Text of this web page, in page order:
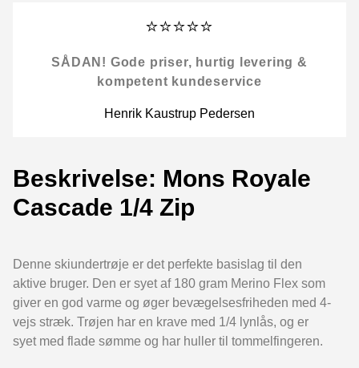
⭐⭐⭐⭐⭐
SÅDAN! Gode priser, hurtig levering &
kompetent kundeservice
Henrik Kaustrup Pedersen
Beskrivelse: Mons Royale
Cascade 1/4 Zip
Denne skiundertrøje er det perfekte basislag til den
aktive bruger. Den er syet af 180 gram Merino Flex som
giver en god varme og øger bevægelsesfriheden med 4-
vejs stræk. Trøjen har en krave med 1/4 lynlås, og er
syet med flade sømme og har huller til tommelfingeren.